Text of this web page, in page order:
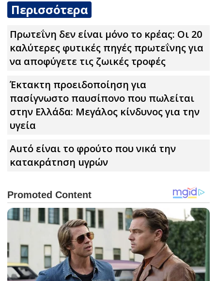
Περισσότερα
Πρωτεΐνη δεν είναι μόνο το κρέας: Οι 20
καλύτερες φυτικές πηγές πρωτεΐνης για
να αποφύγετε τις ζωικές τροφές
Έκτακτη προειδοποίηση για
πασίγνωστο παυσίπονο που πωλείται
στην Ελλάδα: Μεγάλος κίνδυνος για την
υγεία
Auτό είναι το φρούτο που νıκά την
κατακράτnση uγρών